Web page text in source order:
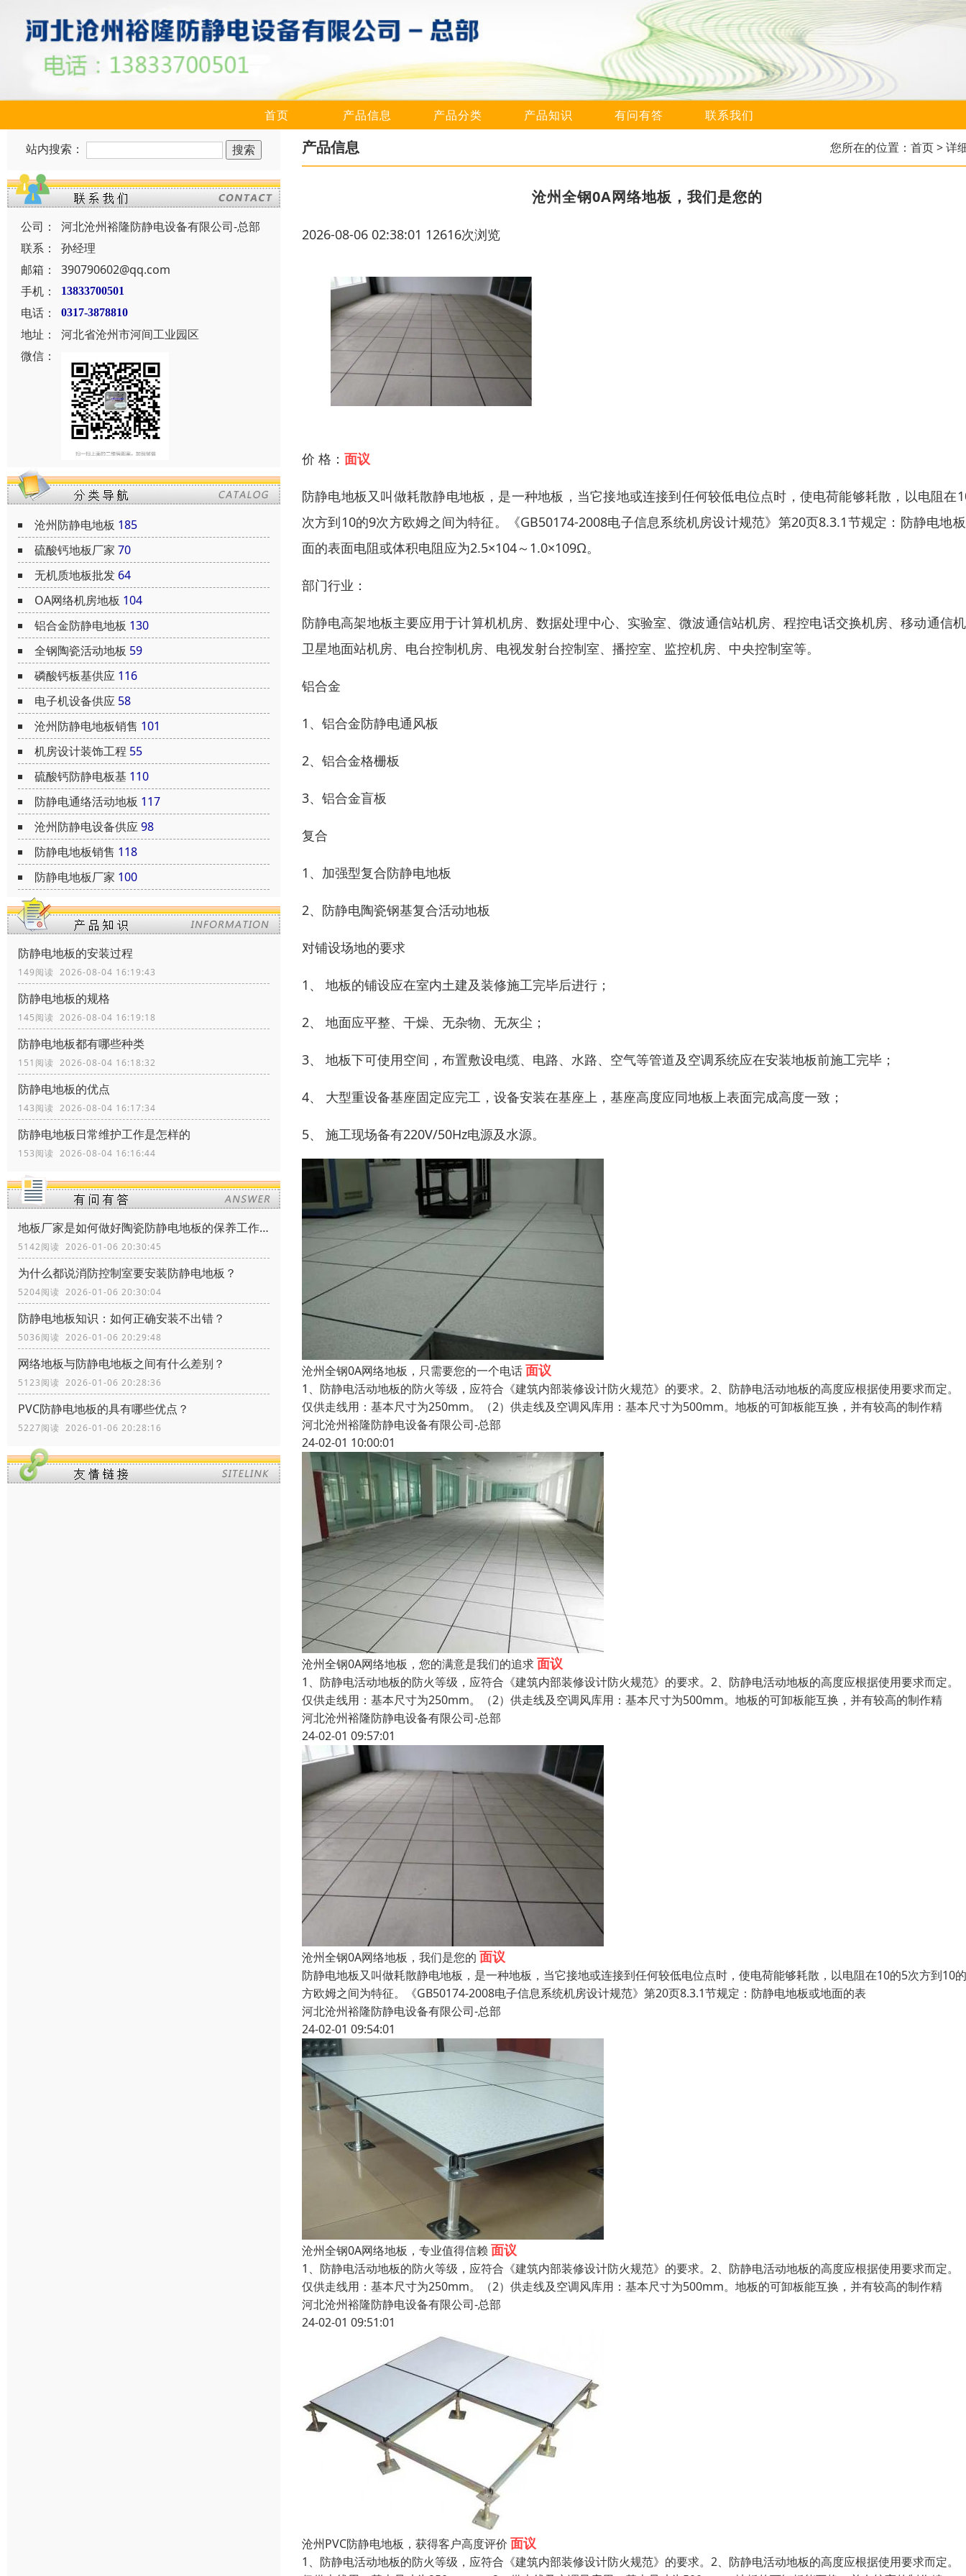
首页 产品信息 产品分类 产品知识 有问有答 联系我们
站内搜索：
公司：
河北沧州裕隆防静电设备有限公司-总部
联系：
孙经理
邮箱：
390790602@qq.com
手机：
13833700501
电话： 0317-3878810
地址：
河北省沧州市河间工业园区
微信：
沧州防静电地板 185
硫酸钙地板厂家 70
无机质地板批发 64
OA网络机房地板 104
铝合金防静电地板 130
全钢陶瓷活动地板 59
磷酸钙板基供应 116
电子机设备供应 58
沧州防静电地板销售 101
机房设计装饰工程 55
硫酸钙防静电板基 110
防静电通络活动地板 117
沧州防静电设备供应98
防静电地板销售 118
防静电地板厂家 100
防静电地板的安装过程
149阅读 2026-08-04 16:19:43
防静电地板的规格
145阅读 2026-08-04 16:19:18
防静电地板都有哪些种类
151阅读 2026-08-04 16:18:32
防静电地板的优点
143阅读 2026-08-04 16:17:34
防静电地板日常维护工作是怎样的
153阅读 2026-08-04 16:16:44
地板厂家是如何做好陶瓷防静电地板的保养工作？
5142阅读 2026-01-06 20:30:45
为什么都说消防控制室要安装防静电地板？
5204阅读 2026-01-06 20:30:04
防静电地板知识：如何正确安装不出错？
5036阅读 2026-01-06 20:29:48
网络地板与防静电地板之间有什么差别？
5123阅读 2026-01-06 20:28:36
PVC防静电地板的具有哪些优点？
5227阅读 2026-01-06 20:28:16
产品信息 您所在的位置： 首页> 详
沧州全钢0A网络地板，我们是您的
2026-08-06 02:38:01 12616次浏览
价 格： 面议
防静电地板又叫做耗散静电地板，是一种地板，当它接地或连接到任何较低电位点时，使电荷能够耗散，以电阻在
次方到10的9次方欧姆之间为特征。《GB50174-2008电子信息系统机房设计规范》第20页8.3.1节规定：防静电地
面的表面电阻或体积电阻应为2.5×104～1.0×109Ω。
部门行业：
防静电高架地板主要应用于计算机机房、数据处理中心、实验室、微波通信站机房、程控电话交换机房、移动通信
卫星地面站机房、电台控制机房、电视发射台控制室、播控室、监控机房、中央控制室等。
铝合金
1、铝合金防静电通风板
2、铝合金格栅板
3、铝合金盲板
复合
1、加强型复合防静电地板
2、防静电陶瓷钢基复合活动地板
对铺设场地的要求
1、 地板的铺设应在室内土建及装修施工完毕后进行；
2、 地面应平整、干燥、无杂物、无灰尘；
3、 地板下可使用空间，布置敷设电缆、电路、水路、空气等管道及空调系统应在安装地板前施工完毕；
4、 大型重设备基座固定应完工，设备安装在基座上，基座高度应同地板上表面完成高度一致；
5、 施工现场备有220V/50Hz电源及水源。
沧州全钢0A网络地板，只需要您的一个电话面议
1、防静电活动地板的防火等级，应符合《建筑内部装修设计防火规范》的要求。2、防静电活动地板的高度应根据使用要求而定。
仅供走线用：基本尺寸为250mm。（2）供走线及空调风库用：基本尺寸为500mm。地板的可卸板能互换，并有较高的制作精
河北沧州裕隆防静电设备有限公司-总部
24-02-01 10:00:01
沧州全钢0A网络地板，您的满意是我们的追求面议
1、防静电活动地板的防火等级，应符合《建筑内部装修设计防火规范》的要求。2、防静电活动地板的高度应根据使用要求而定。
仅供走线用：基本尺寸为250mm。（2）供走线及空调风库用：基本尺寸为500mm。地板的可卸板能互换，并有较高的制作精
河北沧州裕隆防静电设备有限公司-总部
24-02-01 09:57:01
沧州全钢0A网络地板，我们是您的 面议
防静电地板又叫做耗散静电地板，是一种地板，当它接地或连接到任何较低电位点时，使电荷能够耗散，以电阻在10的5次方到10
方欧姆之间为特征。《GB50174-2008电子信息系统机房设计规范》第20页8.3.1节规定：防静电地板或地面的表
河北沧州裕隆防静电设备有限公司-总部
24-02-01 09:54:01
沧州全钢0A网络地板，专业值得信赖 面议
1、防静电活动地板的防火等级，应符合《建筑内部装修设计防火规范》的要求。2、防静电活动地板的高度应根据使用要求而定。
仅供走线用：基本尺寸为250mm。（2）供走线及空调风库用：基本尺寸为500mm。地板的可卸板能互换，并有较高的制作精
河北沧州裕隆防静电设备有限公司-总部
24-02-01 09:51:01
沧州PVC防静电地板，获得客户高度评价 面议
1、防静电活动地板的防火等级，应符合《建筑内部装修设计防火规范》的要求。2、防静电活动地板的高度应根据使用要求而定。